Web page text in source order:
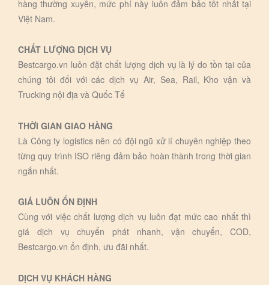
hàng thường xuyên, mức phí này luôn đảm bảo tôt nhất tại
Việt Nam.
CHẤT LƯỢNG DỊCH VỤ
Bestcargo.vn luôn đặt chất lượng dịch vụ là lý do tồn tại của
chúng tôi đối với các dịch vụ Air, Sea, Rail, Kho vận và
Trucking nội địa và Quốc Tế
THỜI GIAN GIAO HÀNG
Là Công ty logistics nên có đội ngũ xử lí chuyên nghiệp theo
từng quy trình ISO riêng đảm bảo hoàn thành trong thời gian
ngắn nhất.
GIÁ LUÔN ỔN ĐỊNH
Cùng với việc chất lượng dịch vụ luôn đạt mức cao nhất thì
giá dịch vụ chuyển phát nhanh, vận chuyển, COD,
Bestcargo.vn ổn định, ưu đãi nhất.
DỊCH VỤ KHÁCH HÀNG